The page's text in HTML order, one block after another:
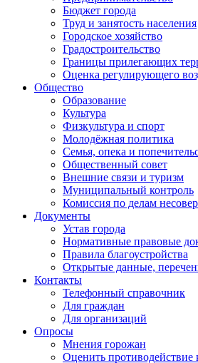
Бюджет города
Труд и занятость населения
Городское хозяйство
Градостроительство
Границы прилегающих
Оценка регулирующего
Общество
Образование
Культура
Физкультура и спорт
Молодёжная политика
Семья, опека и
Общественный совет
Внешние связи и туризм
Муниципальный контроль
Комиссия по делам
Документы
Устав города
Нормативные правовые
Правила благоустройства
Открытые данные,
Контакты
Телефонный справочник
Для граждан
Для организаций
Опросы
Мнения горожан
Оценить противодействие